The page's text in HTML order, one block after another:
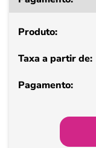
a
de
Pagamento